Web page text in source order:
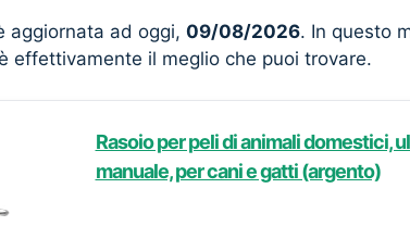
aggiornata ad oggi, 09/08/2026. In questo
effettivamente il meglio che puoi trovare.
Rasoio per peli di animali domestici,
manuale, per cani e gatti (argento)